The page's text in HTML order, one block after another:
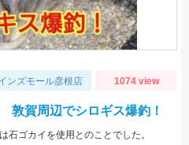
ンズモール彦根店 1074 view
賀周辺でシロギス爆釣！
石ゴカイを使用とのことでした。